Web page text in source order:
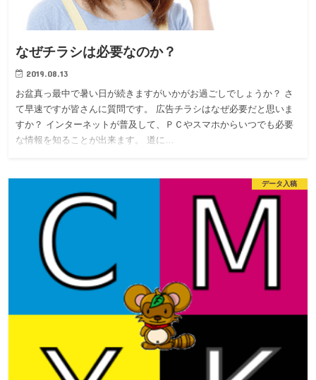
なぜチラシは必要なのか？
2019.08.13
お盆真っ最中で暑い日が続きますがいかがお過ごしでしょうか？ さ
て早速ですが皆さんに質問です。 広告チラシはなぜ必要だと思いま
すか？ インターネットが普及して、ＰＣやスマホからいつでも必要
な情報を知ることが出来ます。 道に…
データ入稿